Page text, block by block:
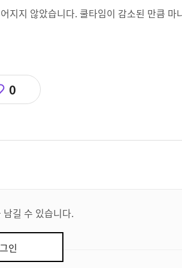
지지 않았습니다. 쿨타임이 감소된 만큼 마
0
길 수 있습니다.
인